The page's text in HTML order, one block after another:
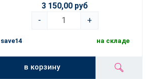
3 150,00 руб
-
+
save14 на складе
в корзину